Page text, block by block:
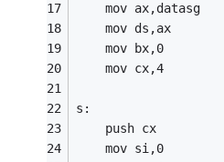
    mov ax,datasg
    mov ds,ax
    mov bx,0
    mov cx,4
s:
    push cx
    mov si,0